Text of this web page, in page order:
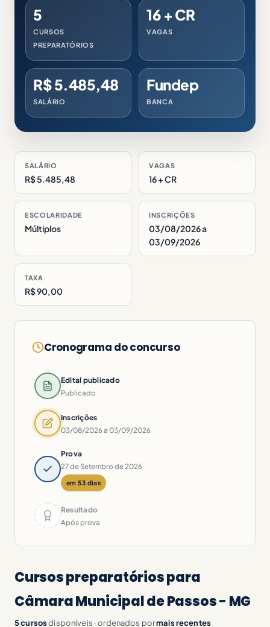
5
CURSOS
PREPARATÓRIOS
16 + CR
VAGAS
R$ 5.485,48
SALÁRIO
Fundep
BANCA
SALÁRIO
R$ 5.485,48
VAGAS
16 + CR
ESCOLARIDADE
Múltiplos
INSCRIÇÕES
03/08/2026 a
03/09/2026
TAXA
R$ 90,00
Cronograma do concurso
Edital publicado
Publicado
Inscrições
03/08/2026 a 03/09/2026
Prova
27 de Setembro de 2026
em 53 dias
Resultado
Após prova
Cursos preparatórios para
Câmara Municipal de Passos - MG
5 cursosdisponíveis · ordenados pormais recentes